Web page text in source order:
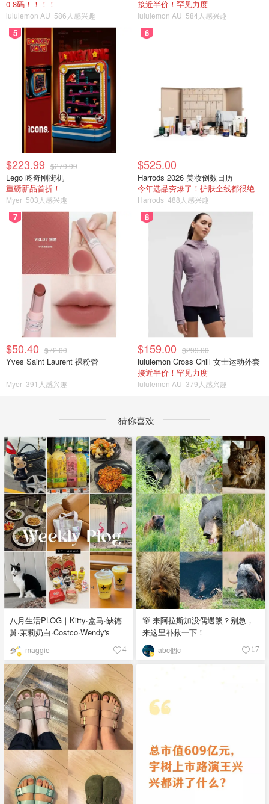
0-8码！！！！
lululemon AU 586人感兴趣
接近半价！罕见力度
lululemon AU 584人感兴趣
5
$223.99 $279.99
Lego 咚奇刚街机
重磅新品首折！
Myer 503人感兴趣
6
$525.00
Harrods 2026 美妆倒数日历
今年选品夯爆了！护肤全线都很绝
Harrods 488人感兴趣
7
$50.40 $72.00
Yves Saint Laurent 裸粉管
Myer 391人感兴趣
8
$159.00 $299.00
lululemon Cross Chill 女士运动外套
接近半价！罕见力度
lululemon AU 379人感兴趣
猜你喜欢
八月生活PLOG｜Kitty·盒马·缺德
舅·茉莉奶白·Costco·Wendy's
maggie 4
🐻 来阿拉斯加没偶遇熊？别急，
来这里补救一下！
abc個c 17